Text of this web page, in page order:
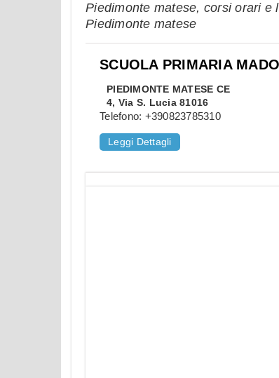
Piedimonte matese, corsi orari e
Piedimonte matese
SCUOLA PRIMARIA
PIEDIMONTE MATESE CE
4, Via S. Lucia 81016
Telefono: +390823785310
Leggi Dettagli